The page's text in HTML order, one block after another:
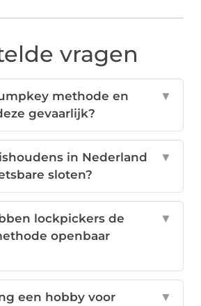
vragen
methode en
gevaarlijk?
▼
in Nederland
sloten?
▼
lockpickers de
openbaar
▼
een hobby voor
▼